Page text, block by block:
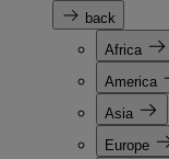
back
Africa
America
Asia
Europe